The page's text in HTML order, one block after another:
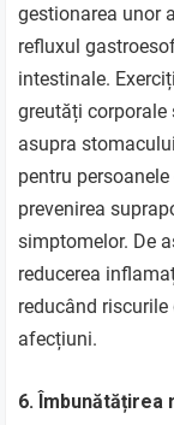
gestionarea unor
refluxul
intestinale.
greutăți corporale
asupra
pentru
prevenirea
simptomelor. De
reducerea
reducând
afecțiuni.
6. Îmbunătățirea